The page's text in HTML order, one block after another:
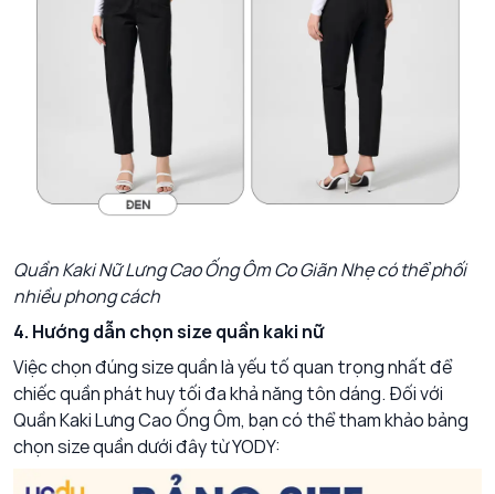
Quần Kaki Nữ Lưng Cao Ống Ôm Co Giãn Nhẹ có thể phối
nhiều phong cách
4. Hướng dẫn chọn size quần kaki nữ
Việc chọn đúng size quần là yếu tố quan trọng nhất để
chiếc quần phát huy tối đa khả năng tôn dáng. Đối với
Quần Kaki Lưng Cao Ống Ôm, bạn có thể tham khảo bảng
chọn size quần dưới đây từ YODY: